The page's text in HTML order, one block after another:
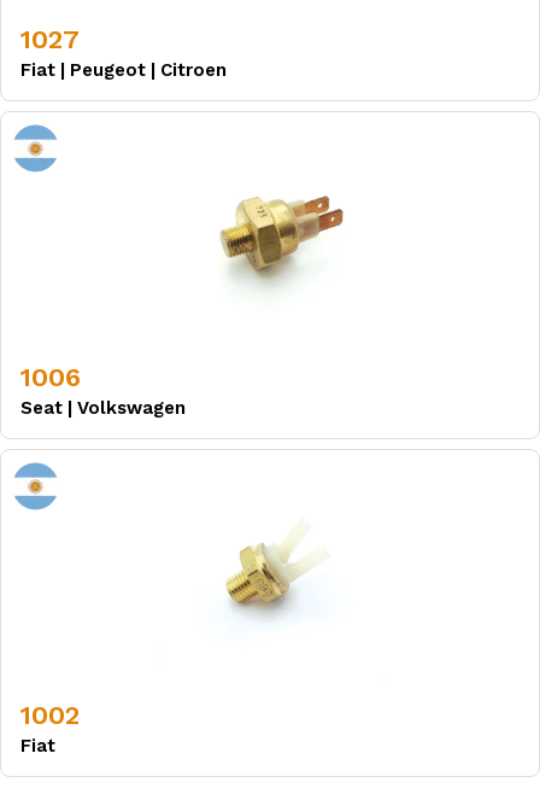
1027
Fiat | Peugeot | Citroen
1006
Seat | Volkswagen
1002
Fiat